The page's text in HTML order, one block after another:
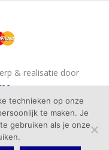
& realisatie door
ADVIES
technieken op onze
te maken. Je
gebruiken als je onze